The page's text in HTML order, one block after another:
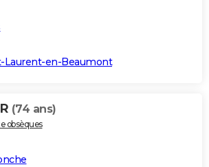
Laurent-en-Beaumont
(74 ans)
obsèques